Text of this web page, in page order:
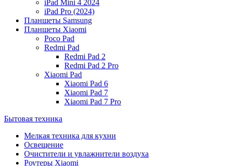
iPad Mini 4 2024
iPad Pro (2024)
Планшеты Samsung
Планшеты Xiaomi
Poco Pad
Redmi Pad
Redmi Pad 2
Redmi Pad 2 Pro
Xiaomi Pad
Xiaomi Pad 6
Xiaomi Pad 7
Xiaomi Pad 7 Pro
Бытовая техника
Мелкая техника для кухни
Освещение
Очистители и увлажнители воздуха
Роутеры Xiaomi